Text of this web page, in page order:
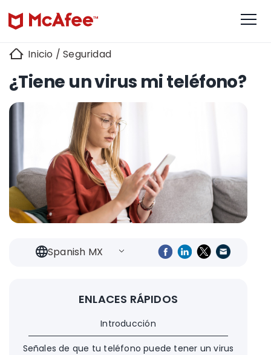
Inicio /Seguridad
¿Tiene un virus mi teléfono?
Spanish MX
ENLACES RÁPIDOS
Introducción
Señales de que tu teléfono puede tener un virus